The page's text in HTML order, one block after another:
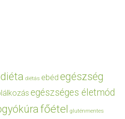
diéta diétás ebéd egészség
egészséges életmód
főétel gluténmentes